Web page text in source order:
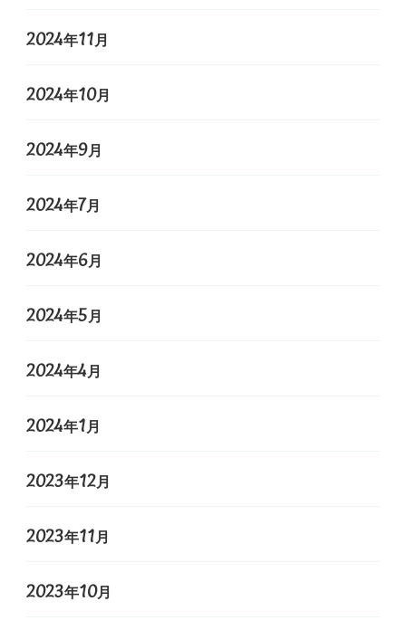
2024年11月
2024年10月
2024年9月
2024年7月
2024年6月
2024年5月
2024年4月
2024年1月
2023年12月
2023年11月
2023年10月